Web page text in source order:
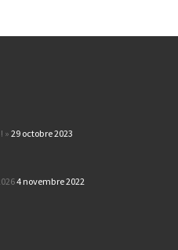
» 29 octobre 2023
4 novembre 2022